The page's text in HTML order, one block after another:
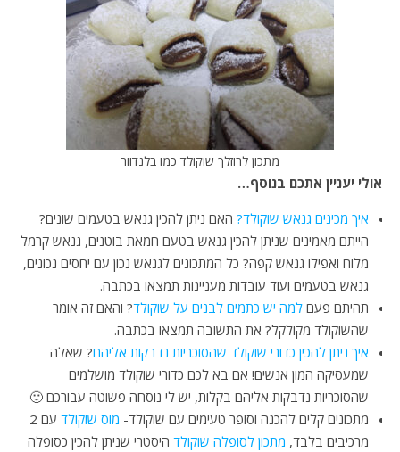
מתכון לרוזלך שוקולד כמו בלנדוור
אולי יעניין אתכם בנוסף…
איך מכינים גנאש שוקולד? האם ניתן להכין גנאש בטעמים שונים?
הייתם מאמינים שניתן להכין גנאש בטעם חמאת בוטנים, גנאש קרמל
מלוח ואפילו גנאש קפה? כל המתכונים לגנאש נכון עם יחסים נכונים,
גנאש בטעמים ועוד עובדות מעניינות תמצאו בכתבה.
תהיתם פעם למה יש כתמים לבנים על שוקולד? והאם זה אומר
שהשוקולד מקולקל? את התשובה תמצאו בכתבה.
איך ניתן להכין כדורי שוקולד שהסוכריות נדבקות אליהם? שאלה
שמעסיקה המון אנשים! אם בא לכם כדורי שוקולד מושלמים
שהסוכריות נדבקות אליהם בקלות, יש לי נוסחה פשוטה עבורכם 🙂
מתכונים קלים להכנה וסופר טעימים עם שוקולד- מוס שוקולד
עם 2
מרכיבים בלבד, מתכון לסופלה שוקולד היסטרי שניתן להכין כסופלה